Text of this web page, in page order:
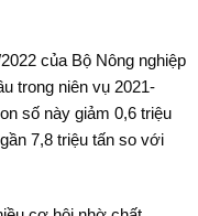
của Bộ Nông nghiệp
trong niên vụ 2021-
số này giảm 0,6 triệu
7,8 triệu tấn so với